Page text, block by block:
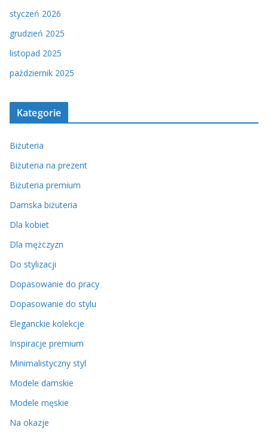
styczeń 2026
grudzień 2025
listopad 2025
październik 2025
Kategorie
Biżuteria
Biżuteria na prezent
Biżuteria premium
Damska biżuteria
Dla kobiet
Dla mężczyzn
Do stylizacji
Dopasowanie do pracy
Dopasowanie do stylu
Eleganckie kolekcje
Inspiracje premium
Minimalistyczny styl
Modele damskie
Modele męskie
Na okazje